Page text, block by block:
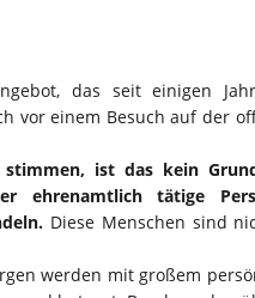
das seit einigen
vor einem Besuch auf der
ist das kein
ehrenamtlich tätige
Diese Menschen sind
werden mit großem